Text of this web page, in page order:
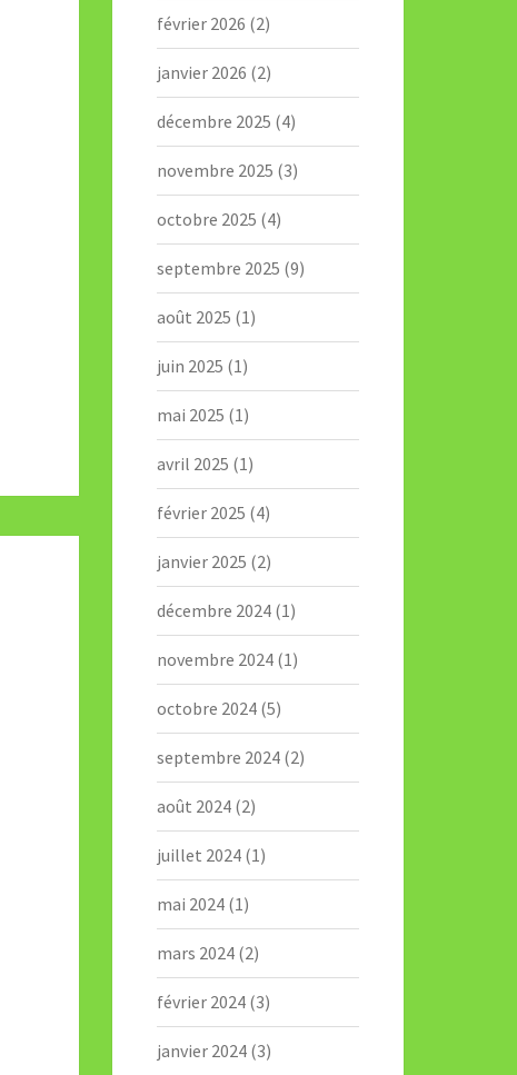
février 2026 (2)
janvier 2026 (2)
décembre 2025 (4)
novembre 2025 (3)
octobre 2025 (4)
septembre 2025 (9)
août 2025 (1)
juin 2025 (1)
mai 2025 (1)
avril 2025 (1)
février 2025 (4)
janvier 2025 (2)
décembre 2024(1)
novembre 2024(1)
octobre 2024(5)
septembre 2024(2)
août 2024(2)
juillet 2024(1)
mai 2024(1)
mars 2024(2)
février 2024(3)
janvier 2024(3)